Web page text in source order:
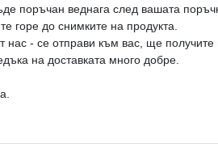
поръчан веднага след вашата
горе до снимките на продукта.
нас - се отправи към вас, ще
на доставката много добре.